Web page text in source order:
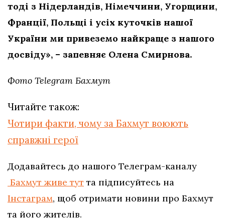
тоді з Нідерландів, Німеччини, Угорщини,
Франції, Польщі і усіх куточків нашої
України ми привеземо найкраще з нашого
досвіду», – запевняє Олена Смирнова.
Фото Telegram Бахмут
Читайте також:
Чотири факти, чому за Бахмут воюють
справжні герої
Додавайтесь до нашого Телеграм-каналу
Бахмут живе тут та підписуйтесь на
Інстаграм, щоб отримати новини про Бахмут
та його жителів.